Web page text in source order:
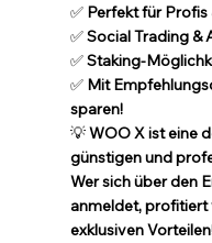
✅ Perfekt für
✅ Social Trading &
✅ Staking-
✅ Mit
sparen!
💡 WOO X ist eine
günstigen und
Wer sich über den
anmeldet, profitiert
exklusiven